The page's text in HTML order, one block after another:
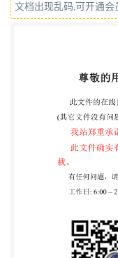
文档出现乱码,可开通会